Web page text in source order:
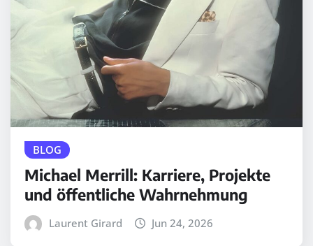
BLOG
Michael Merrill: Karriere, Projekte
und öffentliche Wahrnehmung
Laurent Girard Jun 24, 2026